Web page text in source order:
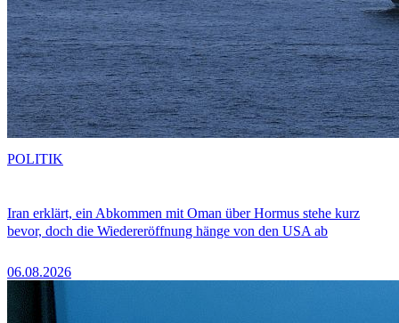
Iran erklärt, ein Abkommen mit Oman über Hormus stehe kurz
bevor, doch die Wiedereröffnung hänge von den USA ab
06.08.2026
POLITIK